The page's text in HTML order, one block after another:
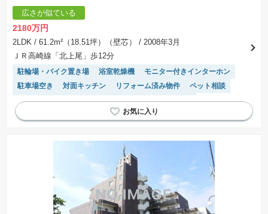
広さが似ている
2180万円
2LDK / 61.2m²（18.51坪）（壁芯）
/ 2008年3月
ＪＲ高崎線「北上尾」歩12分
駐輪場・バイク置き場 浴室乾燥機
モニター付きインターホン
駐車場空き
対面キッチン リフォーム済み物件
ペット相談
駐車場(普通車)あり
システムキッチン 陽当り良好